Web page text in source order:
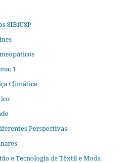
SIBiUSP
1
Climática
Perspectivas
e Tecnologia de Têxtil e Moda